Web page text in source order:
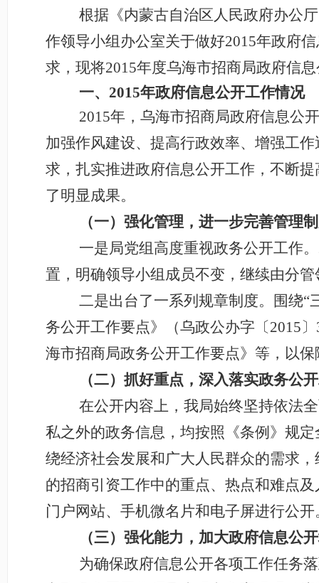
根据《内蒙古自治区人民政府办公
作领导小组办公室关于做好2015年政府
求，现将2015年度乌海市招商局政府信
一、2015年政府信息公开工作情况
2015年，乌海市招商局政府信息公
加强作风建设、提高行政效率、增强工
求，扎实推进政府信息公开工作，不断
了明显成果。
（一）强化管理，进一步完善管理
一是局党组高度重视政务公开工作
置，明确领导小组成员不变，继续由分
二是出台了一系列规章制度。围绕“
务公开工作要点》（乌政公办字〔2015
海市招商局政务公开工作要点》等，以
（二）抓好重点，深入落实政务公
在公开内容上，我局始终坚持依法
私之外的政务信息，均按照《条例》规
绕经济社会发展和广大人民群众的需求
的招商引资工作中的重点、热点和难点
门户网站、手机微名片和电子屏进行公开
（三）强化能力，加大政府信息公
为确保政府信息公开各项工作任务